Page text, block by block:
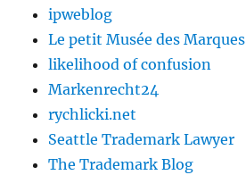
ipweblog
Le petit Musée des Marques
likelihood of confusion
Markenrecht24
rychlicki.net
Seattle Trademark Lawyer
The Trademark Blog